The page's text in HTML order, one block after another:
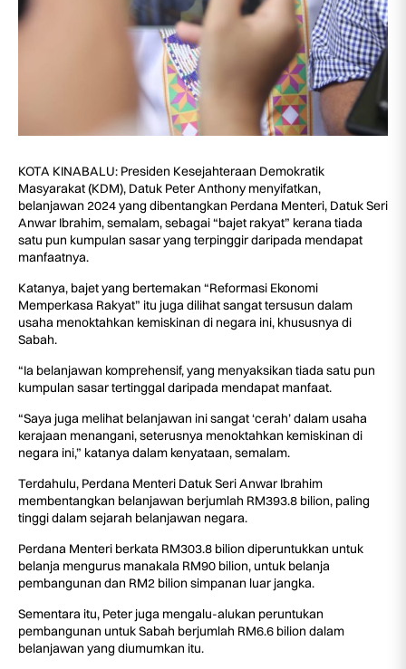
KOTA KINABALU: Presiden Kesejahteraan Demokratik
Masyarakat (KDM), Datuk Peter Anthony menyifatkan,
belanjawan 2024 yang dibentangkan Perdana Menteri, Datuk Seri
Anwar Ibrahim, semalam, sebagai “bajet rakyat” kerana tiada
satu pun kumpulan sasar yang terpinggir daripada mendapat
manfaatnya.
Katanya, bajet yang bertemakan “Reformasi Ekonomi
Memperkasa Rakyat” itu juga dilihat sangat tersusun dalam
usaha menoktahkan kemiskinan di negara ini, khususnya di
Sabah.
“Ia belanjawan komprehensif, yang menyaksikan tiada satu pun
kumpulan sasar tertinggal daripada mendapat manfaat.
“Saya juga melihat belanjawan ini sangat ‘cerah’ dalam usaha
kerajaan menangani, seterusnya menoktahkan kemiskinan di
negara ini,” katanya dalam kenyataan, semalam.
Terdahulu, Perdana Menteri Datuk Seri Anwar Ibrahim
membentangkan belanjawan berjumlah RM393.8 bilion, paling
tinggi dalam sejarah belanjawan negara.
Perdana Menteri berkata RM303.8 bilion diperuntukkan untuk
belanja mengurus manakala RM90 bilion, untuk belanja
pembangunan dan RM2 bilion simpanan luar jangka.
Sementara itu, Peter juga mengalu-alukan peruntukan
pembangunan untuk Sabah berjumlah RM6.6 bilion dalam
belanjawan yang diumumkan itu.